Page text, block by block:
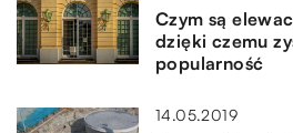
Czym są
dzięki czemu
popularność
14.05.2019